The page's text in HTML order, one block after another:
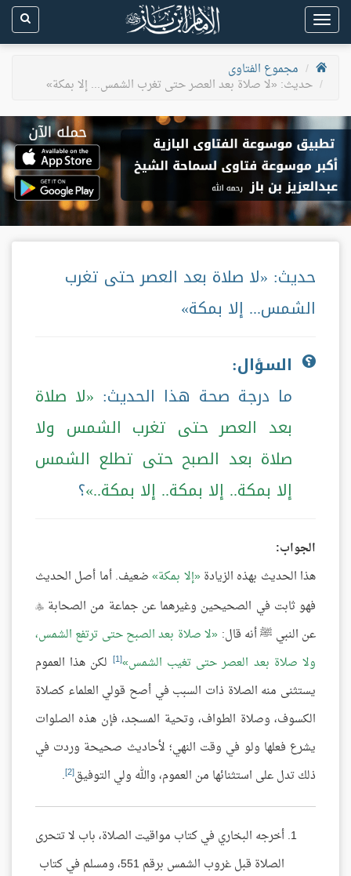
Toggle
navigation
مجموع الفتاوى
حديث: «لا صلاة بعد العصر حتى تغرب الشمس... إلا بمكة»
حديث: «لا صلاة بعد العصر حتى تغرب
الشمس... إلا بمكة»
السؤال:
ما درجة صحة هذا الحديث:
لا صلاة
بعد العصر حتى تغرب الشمس ولا
صلاة بعد الصبح حتى تطلع الشمس
إلا بمكة.. إلا بمكة.. إلا بمكة.. ؟
الجواب:
هذا الحديث بهذه الزيادة إلا بمكة ضعيف. أما أصل الحديث
فهو ثابت في الصحيحين وغيرهما عن جماعة من الصحابة 
عن النبي ﷺ أنه قال: لا صلاة بعد الصبح حتى ترتفع الشمس،
ولا صلاة بعد العصر حتى تغيب الشمس [1]
لكن هذا العموم
يستثنى منه الصلاة ذات السبب في أصح قولي العلماء كصلاة
الكسوف، وصلاة الطواف، وتحية المسجد، فإن هذه الصلوات
يشرع فعلها ولو في وقت النهي؛ لأحاديث صحيحة وردت في
ذلك تدل على استثنائها من العموم، والله ولي التوفيق[2]
.
أخرجه البخاري في كتاب مواقيت الصلاة، باب لا تتحرى
الصلاة قبل غروب الشمس برقم 551، ومسلم في كتاب